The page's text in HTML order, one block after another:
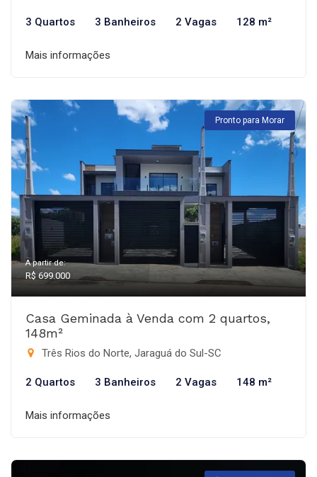
3 Quartos 3 Banheiros 2 Vagas 128 m²
Mais informações
Pronto para Morar
A partir de:
R$ 699.000
Casa Geminada à Venda com 2 quartos,
148m²
Três Rios do Norte, Jaraguá do Sul-SC
2 Quartos 3 Banheiros 2 Vagas 148 m²
Mais informações